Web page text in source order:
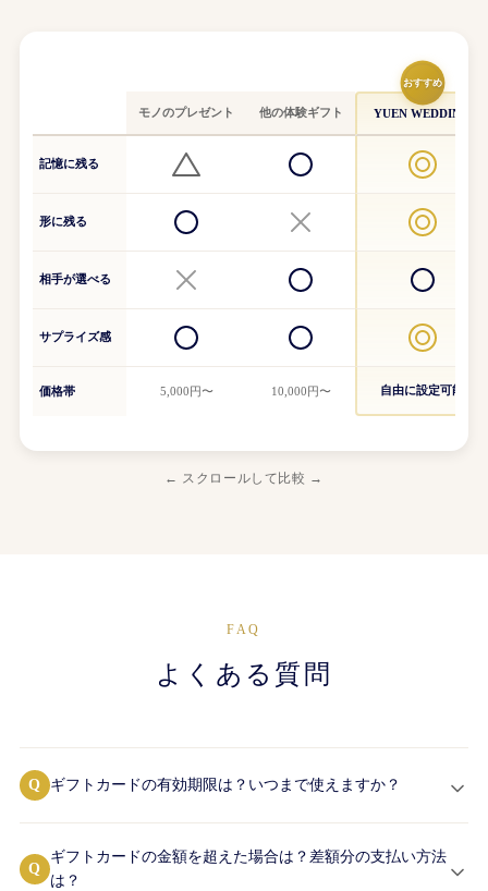
モノのプレゼント 他の体験ギフト
おすすめ
YUEN WEDDING
記憶に残る
形に残る
相手が選べる
サプライズ感
価格帯 5,000円〜 10,000円〜 自由に設定可能
← スクロールして比較 →
FAQ
よくある質問
Q ギフトカードの有効期限は？いつまで使えますか？
Q
ギフトカードの金額を超えた場合は？差額分の支払い方法
は？